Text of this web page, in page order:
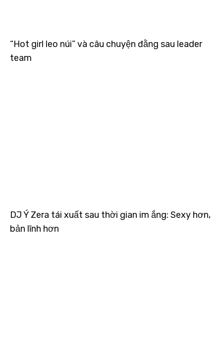
“Hot girl leo núi” và câu chuyện đằng sau leader
team
DJ Ý Zera tái xuất sau thời gian im ắng: Sexy hơn,
bản lĩnh hơn